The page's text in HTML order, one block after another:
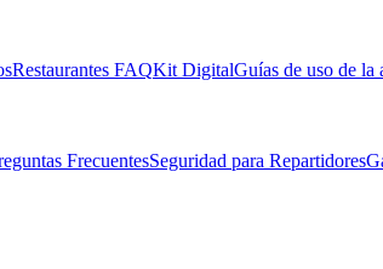
Restaurantes FAQKit DigitalGuías de uso de la
FrecuentesSeguridad para Repartidores